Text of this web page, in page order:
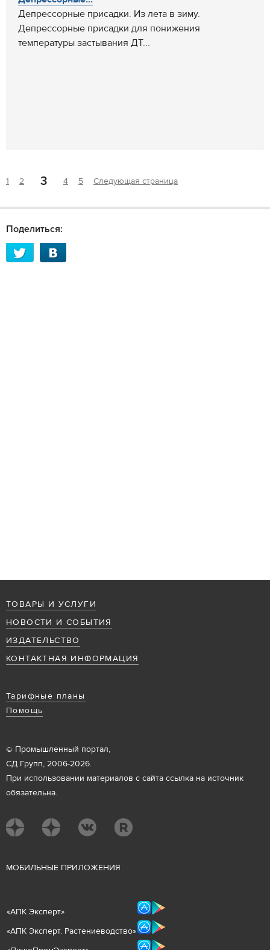
Депрессорные присадки. Из лета в зиму.
Депрессорные присадки для понижения
температуры застывания ДТ...
1 2 3 4 5 Следующая страница
Поделиться:
ТОВАРЫ И УСЛУГИ
НОВОСТИ И СОБЫТИЯ
ИЗДАТЕЛЬСТВО
КОНТАКТНАЯ ИНФОРМАЦИЯ
Тарифные планы
Помощь
© Промышленный портал,
СД Групп, 2006-2026.
При использовании материалов с сайта ссылка на источник
обязательна.
МОБИЛЬНЫЕ ПРИЛОЖЕНИЯ
«АПК Эксперт»
«АПК Эксперт. Растениеводство»